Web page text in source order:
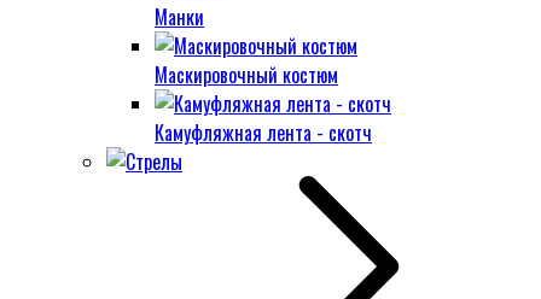
Манки
Маскировочный костюм
Камуфляжная лента - скотч